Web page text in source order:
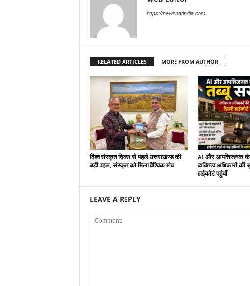
https://newsnetindia.com
RELATED ARTICLES MORE FROM AUTHOR
विश्व संस्कृत दिवस से पहले उत्तराखण्ड की
बड़ी पहल, संस्कृत को मिला वैश्विक मंच
AI और आपत्तिजनक
व्यक्तित्व अधिकारों की
हाईकोर्ट पहुंचीं
LEAVE A REPLY